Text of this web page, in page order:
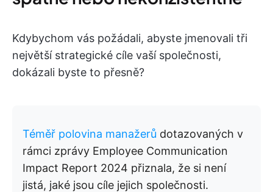
Kdybychom vás požádali, abyste jmenovali tři
největší strategické cíle vaší společnosti,
dokázali byste to přesně?
Téměř polovina manažerů dotazovaných v
rámci zprávy Employee Communication
Impact Report 2024 přiznala, že si není
jistá, jaké jsou cíle jejich společnosti.